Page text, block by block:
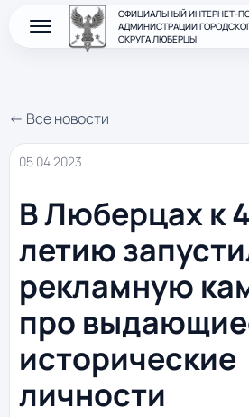
ОФИЦИАЛЬНЫЙ ИНТЕРНЕТ-
АДМИНИСТРАЦИИ
ОКРУГА ЛЮБЕРЦЫ
← Все новости
05.04.2023
В Люберцах к
летию
рекламную
про
исторические
личности